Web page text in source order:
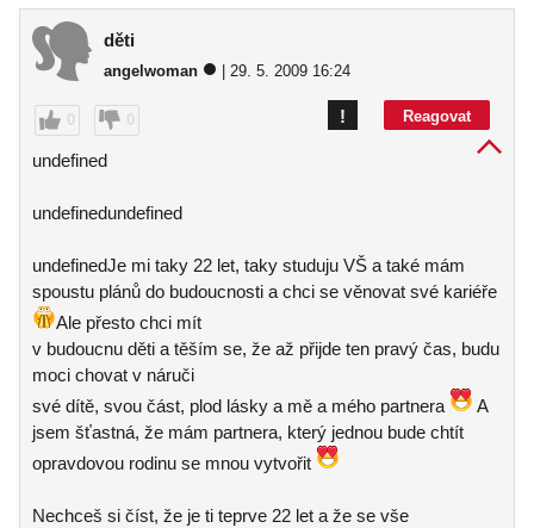
děti
angelwoman | 29. 5. 2009 16:24
0 0 Reagovat
!
undefined
undefinedundefined
undefinedJe mi taky 22 let, taky studuju VŠ a také mám
spoustu plánů do budoucnosti a chci se věnovat své kariéře
Ale přesto chci mít
v budoucnu děti a těším se, že až přijde ten pravý čas, budu
moci chovat v náruči
své dítě, svou část, plod lásky a mě a mého partnera
A
jsem šťastná, že mám partnera, který jednou bude chtít
opravdovou rodinu se mnou vytvořit
Nechceš si číst, že je ti teprve 22 let a že se vše